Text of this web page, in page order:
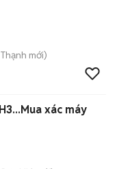
Thạnh mới)
xác máy